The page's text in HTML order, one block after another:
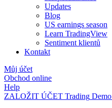
Updates
Blog
US earnings season
Learn TradingView
Sentiment klientů
Kontakt
Můj účet
Obchod online
Help
ZALOŽIT ÚČET Trading Demo